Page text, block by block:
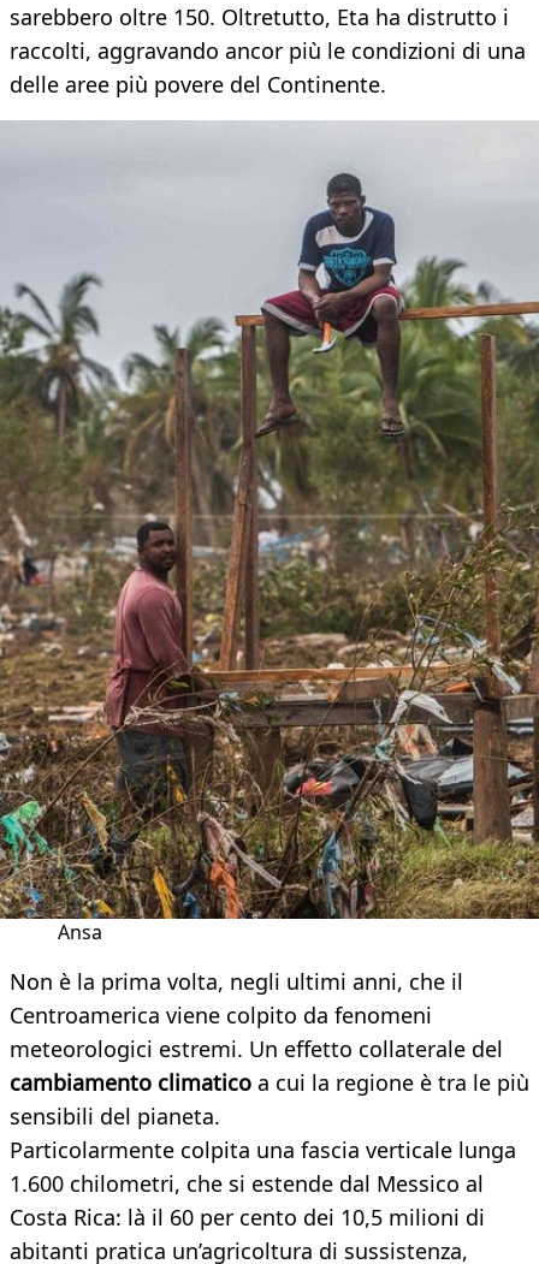
sarebbero oltre 150. Oltretutto, Eta ha distrutto i
raccolti, aggravando ancor più le condizioni di una
delle aree più povere del Continente.
Ansa
Non è la prima volta, negli ultimi anni, che il
Centroamerica viene colpito da fenomeni
meteorologici estremi. Un effetto collaterale del
cambiamento climatico a cui la regione è tra le più
sensibili del pianeta.
Particolarmente colpita una fascia verticale lunga
1.600 chilometri, che si estende dal Messico al
Costa Rica: là il 60 per cento dei 10,5 milioni di
abitanti pratica un’agricoltura di sussistenza,